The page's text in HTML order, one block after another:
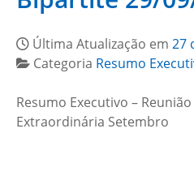
Última Atualização em 27
Categoria Resumo
Resumo Executivo – Reunião
Extraordinária